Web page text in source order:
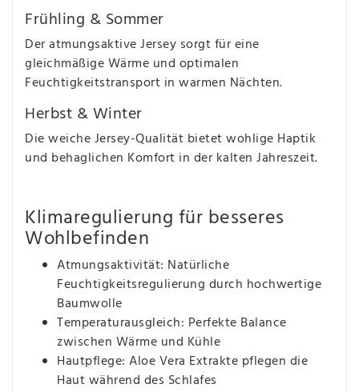
Frühling & Sommer
Der atmungsaktive Jersey sorgt für eine
gleichmäßige Wärme und optimalen
Feuchtigkeitstransport in warmen Nächten.
Herbst & Winter
Die weiche Jersey-Qualität bietet wohlige Haptik
und behaglichen Komfort in der kalten Jahreszeit.
Klimaregulierung für besseres
Wohlbefinden
Atmungsaktivität: Natürliche
Feuchtigkeitsregulierung durch hochwertige
Baumwolle
Temperaturausgleich: Perfekte Balance
zwischen Wärme und Kühle
Hautpflege: Aloe Vera Extrakte pflegen die
Haut während des Schlafes